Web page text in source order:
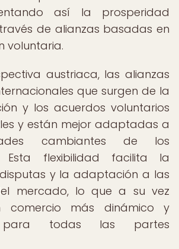
así la prosperidad
de alianzas basadas en
voluntaria.
austriaca, las alianzas
que surgen de la
y los acuerdos voluntarios
y están mejor adaptadas a
cambiantes de los
Esta flexibilidad facilita la
y la adaptación a las
mercado, lo que a su vez
comercio más dinámico y
para todas las partes